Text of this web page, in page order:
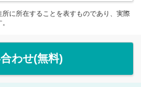
に所在することを表すものであり、実際
わせ(無料)